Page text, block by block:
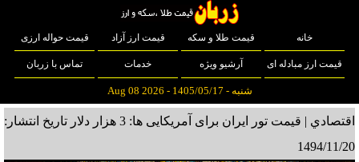
خانه قیمت طلا و سکه قیمت ارز آزاد قیمت حواله ارزی
قیمت ارز مبادله ای آرشیو ویژه خدمات تماس با زربان
شنبه - 1405/05/17 - Aug 08 2026
اقتصادي | قیمت تور ایران برای آمریکایی ها: 3 هزار دلار
تاریخ انتشار:
1494/11/20